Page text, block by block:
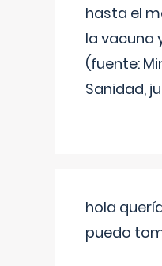
hasta el
la vacuna
(fuente:
Sanidad,
hola
puedo